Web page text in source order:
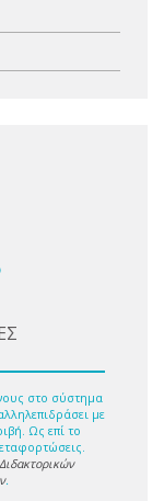
στο σύστημα
με
Ως επί το
.